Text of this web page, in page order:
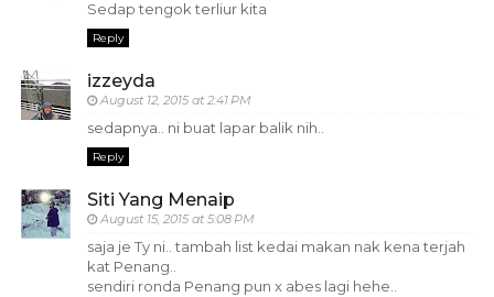
Sedap tengok terliur kita
Reply
izzeyda
August 12, 2015 at 2:41 PM
sedapnya.. ni buat lapar balik nih..
Reply
Siti Yang Menaip
August 15, 2015 at 5:08 PM
saja je Ty ni.. tambah list kedai makan nak kena terjah
kat Penang..
sendiri ronda Penang pun x abes lagi hehe..